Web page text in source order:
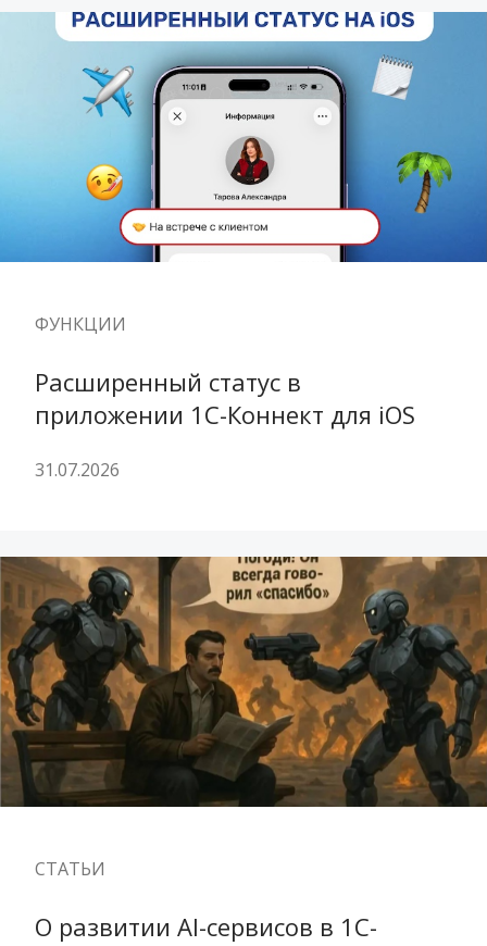
ФУНКЦИИ
Расширенный статус в
приложении 1С-Коннект для iOS
31.07.2026
СТАТЬИ
О развитии AI-сервисов в 1С-